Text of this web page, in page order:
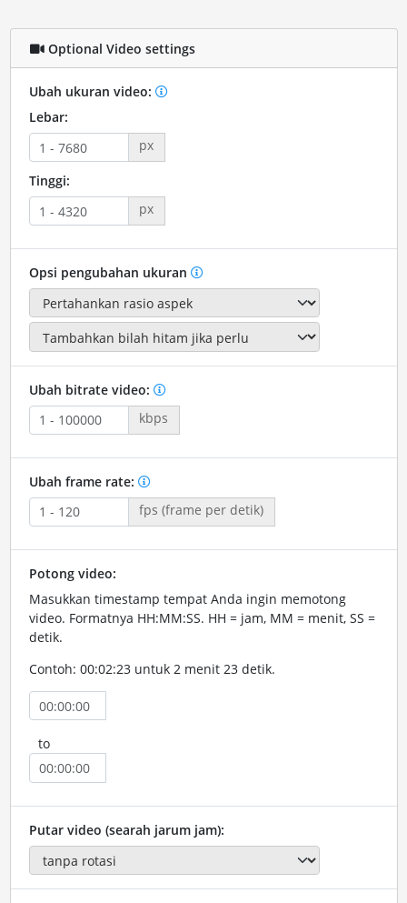
Optional Video settings
Ubah ukuran video:
Lebar:
px
Tinggi:
px
Opsi pengubahan ukuran
Ubah bitrate video:
kbps
Ubah frame rate:
fps (frame per detik)
Potong video:
Masukkan timestamp tempat Anda ingin memotong
video. Formatnya HH:MM:SS. HH = jam, MM = menit, SS =
detik.
Contoh: 00:02:23 untuk 2 menit 23 detik.
to
Putar video (searah jarum jam):